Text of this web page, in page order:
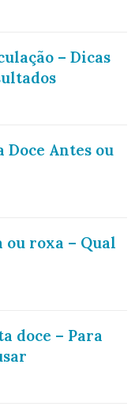
– Dicas
Doce Antes ou
ou roxa – Qual
doce – Para